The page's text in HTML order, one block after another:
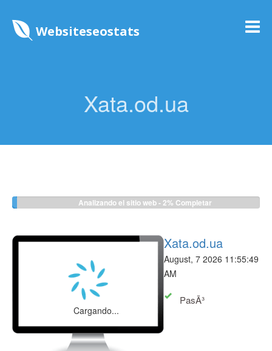
Websiteseostats
Xata.od.ua
Analizando el sitio web - 2% Completar
Cargando...
Xata.od.ua
August, 7 2026 11:55:49
AM
PasÃ³